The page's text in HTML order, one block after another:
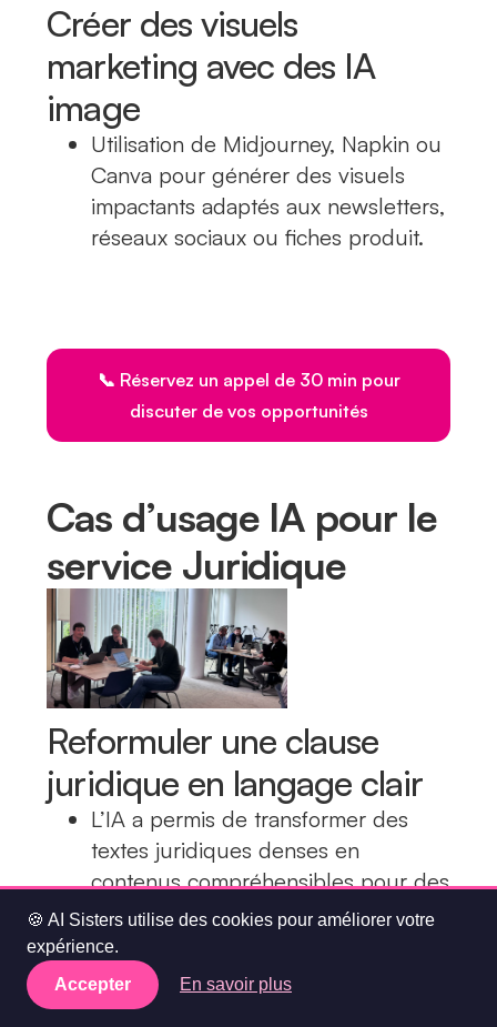
Créer des visuels
marketing avec des IA
image
Utilisation de Midjourney, Napkin ou
Canva pour générer des visuels
impactants adaptés aux newsletters,
réseaux sociaux ou fiches produit.
📞 Réservez un appel de 30 min pour
discuter de vos opportunités
Cas d’usage IA pour le
service Juridique
Reformuler une clause
juridique en langage clair
L’IA a permis de transformer des
textes juridiques denses en
contenus compréhensibles pour des
non-juristes, sans altérer le sens.
Traduire un document
🍪 AI Sisters utilise des cookies pour améliorer votre
expérience.
Accepter
En savoir plus